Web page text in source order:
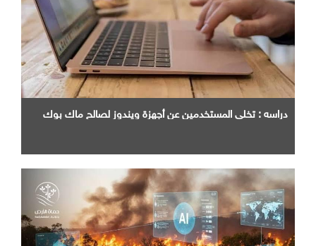
دراسه : تخلي المستخدمين عن أجهزة ويندوز لصالح ماك بوك